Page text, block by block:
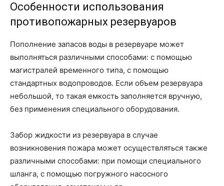
Особенности использования
противопожарных резервуаров
Пополнение запасов воды в резервуаре может
выполняться различными способами: с помощью
магистралей временного типа, с помощью
стандартных водопроводов. Если объем резервуара
небольшой, то такая емкость заполняется вручную,
без применения специального оборудования.
Забор жидкости из резервуара в случае
возникновения пожара может осуществляться также
различными способами: при помощи специального
шланга, с помощью погружного насосного